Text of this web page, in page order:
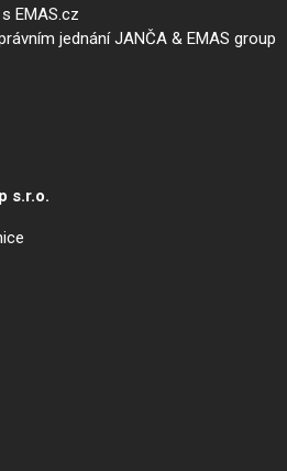
EMAS.cz
jednání JANČA & EMAS group
s.r.o.